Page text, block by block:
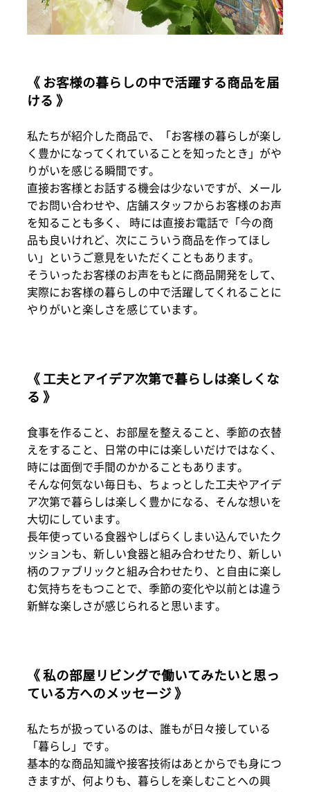
《 お客様の暮らしの中で活躍する商品を届
ける 》
私たちが紹介した商品で、「お客様の暮らしが楽し
く豊かになってくれていることを知ったとき」がや
りがいを感じる瞬間です。
直接お客様とお話する機会は少ないですが、メール
でお問い合わせや、店舗スタッフからお客様のお声
を知ることも多く、 時には直接お電話で「今の商
品も良いけれど、次にこういう商品を作ってほし
い」というご意見をいただくこともあります。
そういったお客様のお声をもとに商品開発をして、
実際にお客様の暮らしの中で活躍してくれることに
やりがいと楽しさを感じています。
《 工夫とアイデア次第で暮らしは楽しくな
る 》
食事を作ること、お部屋を整えること、季節の衣替
えをすること、日常の中には楽しいだけではなく、
時には面倒で手間のかかることもあります。
そんな何気ない毎日も、ちょっとした工夫やアイデ
ア次第で暮らしは楽しく豊かになる、そんな想いを
大切にしています。
長年使っている食器やしばらくしまい込んでいたク
ッションも、新しい食器と組み合わせたり、新しい
柄のファブリックと組み合わせたり、と自由に楽し
む気持ちをもつことで、季節の変化や以前とは違う
新鮮な楽しさが感じられると思います。
《 私の部屋リビングで働いてみたいと思っ
ている方へのメッセージ 》
私たちが扱っているのは、誰もが日々接している
「暮らし」です。
基本的な商品知識や接客技術はあとからでも身につ
きますが、何よりも、暮らしを楽しむことへの興